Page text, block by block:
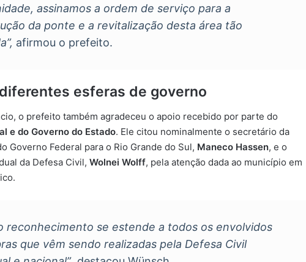
assinamos a ordem de serviço para a
da ponte e a revitalização desta área tão
afirmou o prefeito.
esferas de governo
o prefeito também agradeceu o apoio recebido por parte do
e do Governo do Estado. Ele citou nominalmente o secretário da
Governo Federal para o Rio Grande do Sul, Maneco Hassen, e o
da Defesa Civil,Wolnei Wolff, pela atenção dada ao município em
reconhecimento se estende a todos os envolvidos
que vêm sendo realizadas pela Defesa Civil